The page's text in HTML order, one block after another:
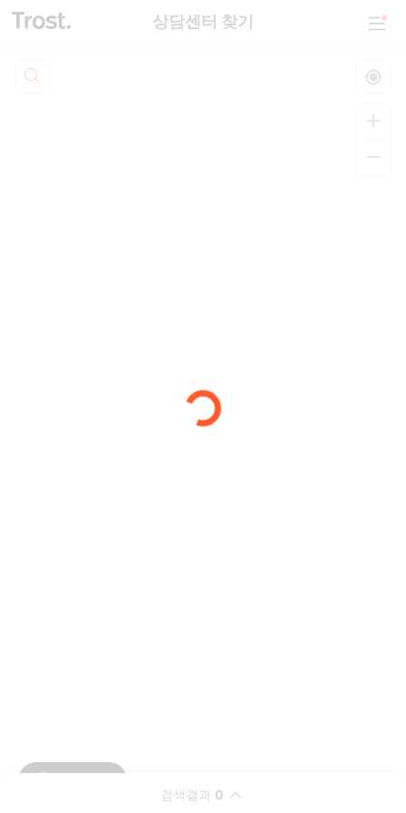
상담센터 찾기
검색결과 0